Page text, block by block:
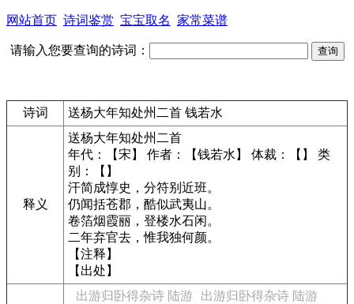
网站首页 诗词鉴赏 宝宝取名 家常菜谱
请输入您要查询的诗词：
诗词 送杨大年知处州二首 钱若水
释义
送杨大年知处州二首
年代：【宋】 作者：【钱若水】 体裁：【】 类
别：【】
汗简成惇史，分符别近班。
仍闻括苍郡，酷似武夷山。
卷箔烟霞丽，登楼水石闲。
二年弃官去，惟我独何颜。
【注释】
【出处】
出游归卧得杂诗 陆游
出游归卧得杂诗 陆游